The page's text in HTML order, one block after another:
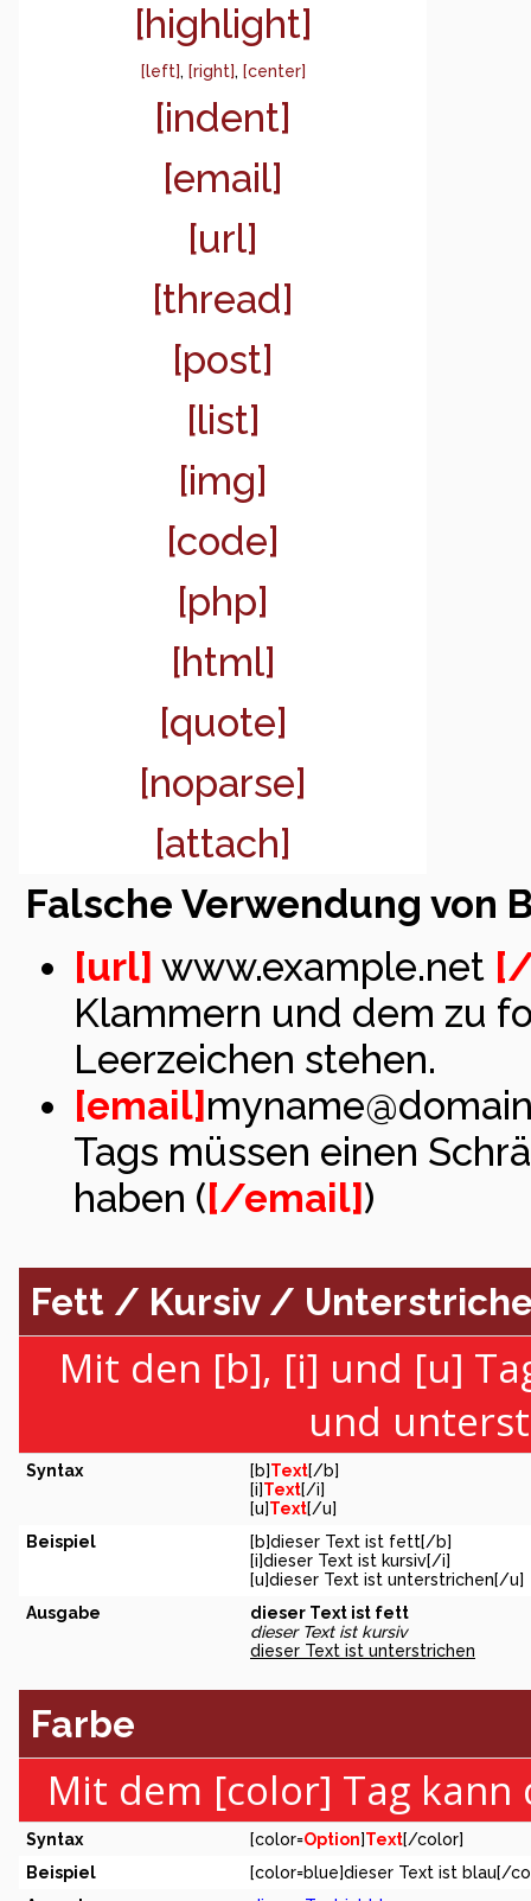
[highlight]
[left], [right], [center]
[indent]
[email]
[url]
[thread]
[post]
[list]
[img]
[code]
[php]
[html]
[quote]
[noparse]
[attach]
Falsche Verwendung von
[url] www.example.net
Klammern und dem zu
Leerzeichen stehen.
[email]
Tags müssen einen
haben ([/email])
Fett / Kursiv /
Mit den [b], [i] und [u]
und
Syntax [b]Text[/b]
[i]Text[/i]
[u]Text[/u]
Beispiel
[b]dieser Text ist fett[/b]
[i]dieser Text ist kursiv[/i]
[u]dieser Text ist unterstrichen[/u]
Ausgabe
dieser Text ist fett
dieser Text ist kursiv
dieser Text ist unterstrichen
Farbe
Mit dem [color] Tag
Syntax [color=Option]Text[/color]
Beispiel
[color=blue]dieser Text ist blau[/